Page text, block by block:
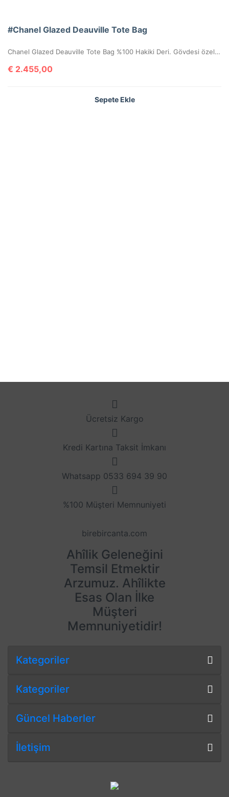
#Chanel Glazed Deauville Tote Bag
Chanel Glazed Deauville Tote Bag %100 Hakiki Deri. Gövdesi özel işlenmiş, hakiki dana derisi, sapları ve birleşim kısımları hakiki caviar deridir. İthal aksesuarlı, seri numaralıdır. Ebatı 38x30x20 cm kutulu, toz torbalı, sertifikalıdır.
€ 2.455,00
Sepete Ekle
Ücretsiz Kargo
Kredi Kartına Taksit İmkanı
Whatsapp 0533 694 39 90
%100 Müşteri Memnuniyeti
birebircanta.com
Ahîlik Geleneğini
Temsil Etmektir
Arzumuz. Ahîlikte
Esas Olan İlke
Müşteri
Memnuniyetidir!
Kategoriler
Kategoriler
Güncel Haberler
İletişim